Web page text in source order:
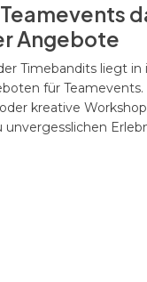
Angebote
Timebandits liegt in
für Teamevents.
kreative